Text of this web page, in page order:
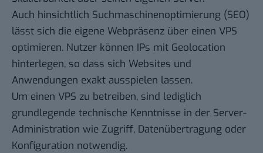
Auch hinsichtlich Suchmaschinenoptimierung (SEO)
lässt sich die eigene Webpräsenz über einen VPS
optimieren. Nutzer können IPs mit Geolocation
hinterlegen, so dass sich Websites und
Anwendungen exakt ausspielen lassen.
Um einen VPS zu betreiben, sind lediglich
grundlegende technische Kenntnisse in der Server-
Administration wie Zugriff, Datenübertragung oder
Konfiguration notwendig.